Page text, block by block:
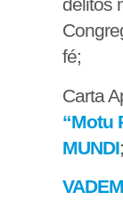
delitos
fé;
Carta
“Motu
MUNDI;